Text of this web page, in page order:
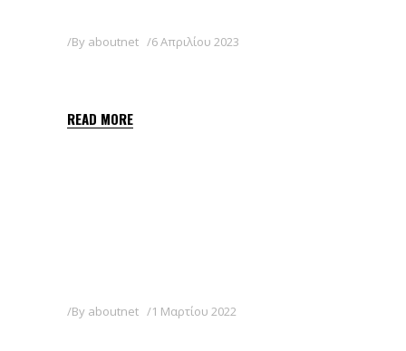
By aboutnet 6 Απριλίου 2023
READ MORE
By aboutnet 1 Μαρτίου 2022